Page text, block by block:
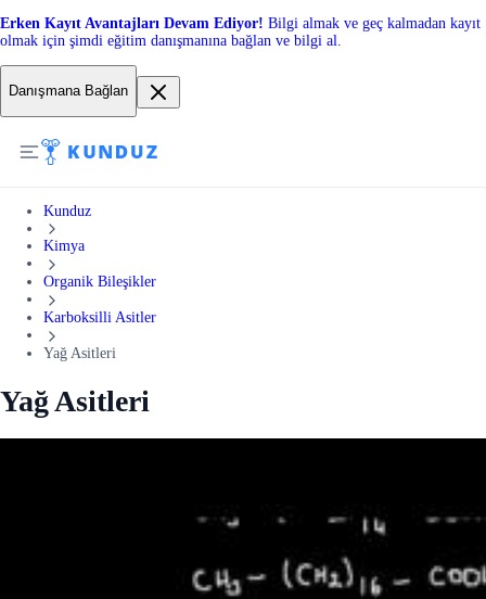
Erken Kayıt Avantajları Devam Ediyor! Bilgi almak ve geç kalmadan kayıt
olmak için şimdi eğitim danışmanına bağlan ve bilgi al.
Danışmana Bağlan
Kunduz
Kimya
Organik Bileşikler
Karboksilli Asitler
Yağ Asitleri
Yağ Asitleri